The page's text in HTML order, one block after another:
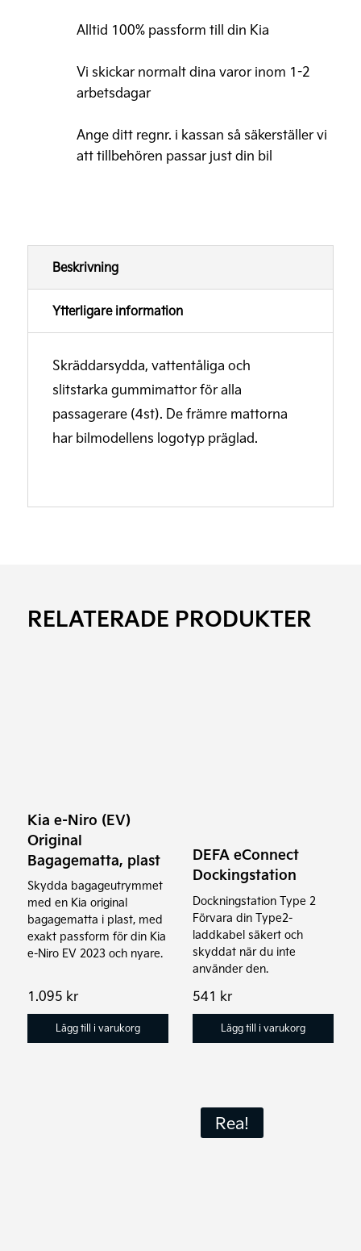
Golvmattor,
Alltid 100% passform till din Kia
Vi skickar normalt dina varor inom 1-2
arbetsdagar
Ange ditt regnr. i kassan så säkerställer vi
att tillbehören passar just din bil
Beskrivning
Ytterligare information
Skräddarsydda, vattentåliga och
slitstarka gummimattor för alla
passagerare (4st). De främre mattorna
har bilmodellens logotyp präglad.
RELATERADE PRODUKTER
Kia e-Niro (EV)
Original
Bagagematta, plast
Skydda bagageutrymmet
med en Kia original
bagagematta i plast, med
exakt passform för din Kia
e-Niro EV 2023 och nyare.
1.095 kr
Lägg till i varukorg
DEFA eConnect
Dockingstation
Dockningstation Type 2
Förvara din Type2-
laddkabel säkert och
skyddat när du inte
använder den.
541 kr
Lägg till i varukorg
Rea!
Den